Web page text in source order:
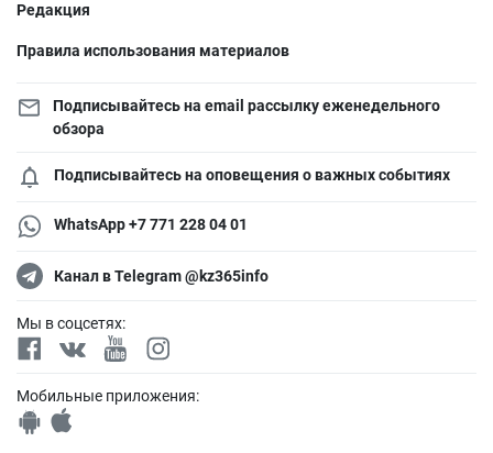
Редакция
Правила использования материалов
Подписывайтесь на email рассылку еженедельного
обзора
Подписывайтесь на оповещения о важных событиях
WhatsApp +7 771 228 04 01
Канал в Telegram @kz365info
Мы в соцсетях:
Мобильные приложения: